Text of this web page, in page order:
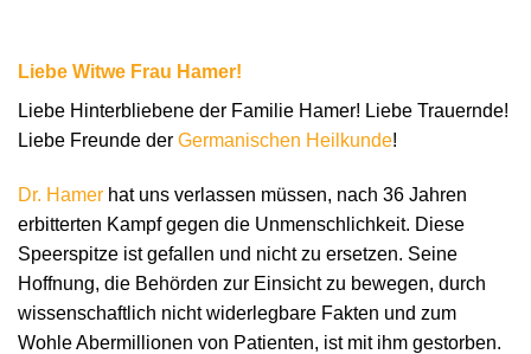
Liebe Witwe Frau Hamer!
Liebe Hinterbliebene der Familie Hamer! Liebe Trauernde!
Liebe Freunde der Germanischen Heilkunde!
Dr. Hamer hat uns verlassen müssen, nach 36 Jahren
erbitterten Kampf gegen die Unmenschlichkeit. Diese
Speerspitze ist gefallen und nicht zu ersetzen. Seine
Hoffnung, die Behörden zur Einsicht zu bewegen, durch
wissenschaftlich nicht widerlegbare Fakten und zum
Wohle Abermillionen von Patienten, ist mit ihm gestorben.